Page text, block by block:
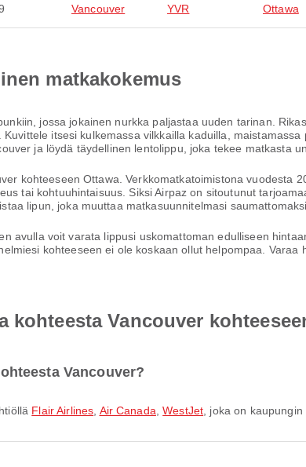
Vancouver YVR Ottawa
matkakokemus
jossa jokainen nurkka paljastaa uuden tarinan.
itsesi kulkemassa vilkkailla kaduilla,
ja löydä täydellinen lentolippu, joka tekee matkasta
kohteeseen Ottawa. Verkkomatkatoimistona vuodesta
tai kohtuuhintaisuus. Siksi Airpaz on sitoutunut
lipun, joka muuttaa matkasuunnitelmasi
avulla voit varata lippusi uskomattoman edulliseen
kohteeseen ei ole koskaan ollut helpompaa. Varaa
Vancouver
Vancouver?
Flair Airlines Air Canada ,WestJet , joka on kaupungin